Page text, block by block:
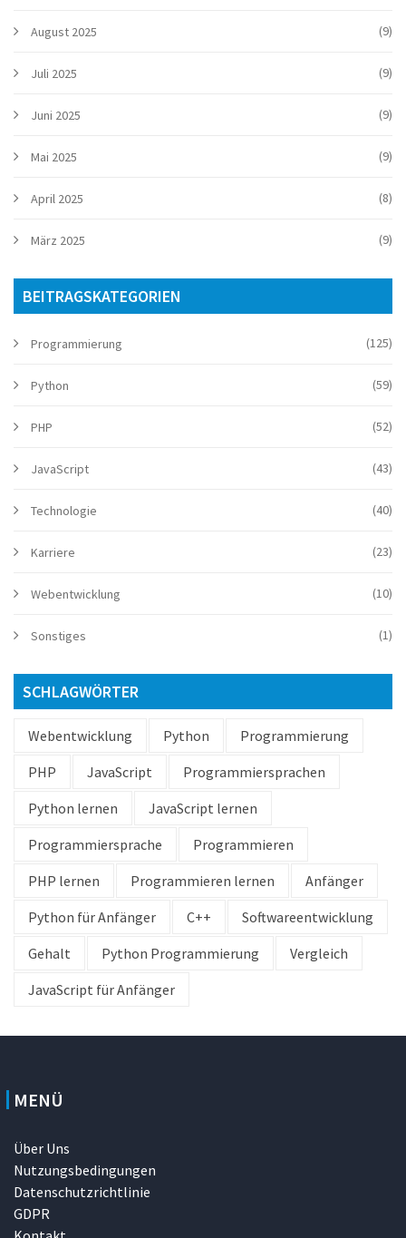
August 2025 (9)
Juli 2025 (9)
Juni 2025 (9)
Mai 2025 (9)
April 2025 (8)
März 2025 (9)
BEITRAGSKATEGORIEN
Programmierung (125)
Python (59)
PHP (52)
JavaScript (43)
Technologie (40)
Karriere (23)
Webentwicklung (10)
Sonstiges (1)
SCHLAGWÖRTER
Webentwicklung Python
Programmierung
PHP
JavaScript
Programmiersprachen
Python lernen
JavaScript lernen
Programmiersprache
Programmieren
PHP lernen
Programmieren lernen
Anfänger
Python für Anfänger
C++
Softwareentwicklung
Gehalt
Python Programmierung
Vergleich
JavaScript für Anfänger
MENÜ
Über Uns
Nutzungsbedingungen
Datenschutzrichtlinie
GDPR